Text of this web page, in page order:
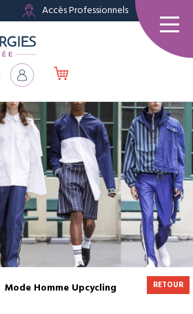
Accès Professionnels
Mode Homme Upcycling RETOUR